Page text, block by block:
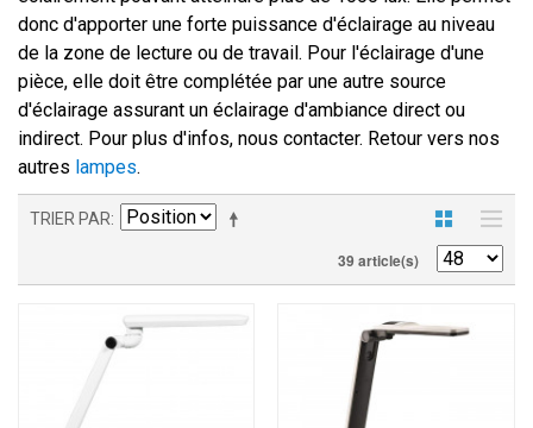
donc d'apporter une forte puissance d'éclairage au niveau
de la zone de lecture ou de travail. Pour l'éclairage d'une
pièce, elle doit être complétée par une autre source
d'éclairage assurant un éclairage d'ambiance direct ou
indirect. Pour plus d'infos, nous contacter. Retour vers nos
autres lampes.
TRIER PAR
39 article(s)